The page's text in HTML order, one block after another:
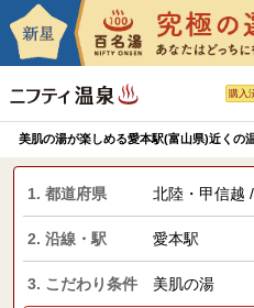
購入
美肌の湯が楽しめる愛本駅(富山県)近くの
1. 都道府県 北陸・甲信越
2. 沿線・駅 愛本駅
3. こだわり条件 美肌の湯